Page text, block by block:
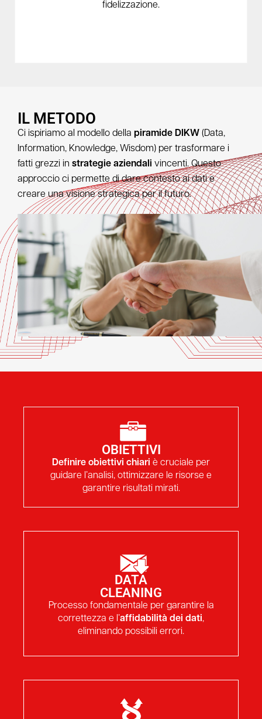
fidelizzazione.
IL METODO
Ci ispiriamo al modello della piramide DIKW (Data,
Information, Knowledge, Wisdom) per trasformare i
fatti grezzi in strategie aziendali vincenti. Questo
approccio ci permette di dare contesto ai dati e
creare una visione strategica per il futuro.
OBIETTIVI
Definire obiettivi chiari è cruciale per
guidare l’analisi, ottimizzare le risorse e
garantire risultati mirati.
DATA
CLEANING
Processo fondamentale per garantire la
correttezza e l’affidabilità dei dati,
eliminando possibili errori.